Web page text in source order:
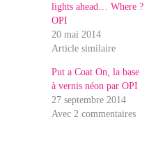
lights ahead… Where ?
OPI
20 mai 2014
Article similaire
Put a Coat On, la base
à vernis néon par OPI
27 septembre 2014
Avec 2 commentaires